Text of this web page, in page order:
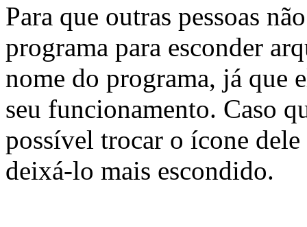
Para que outras pessoas
programa para esconder
nome do programa, já que
seu funcionamento. Caso
possível trocar o ícone
deixá-lo mais escondido.